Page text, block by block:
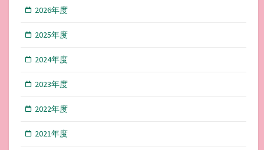
2026年度
2025年度
2024年度
2023年度
2022年度
2021年度